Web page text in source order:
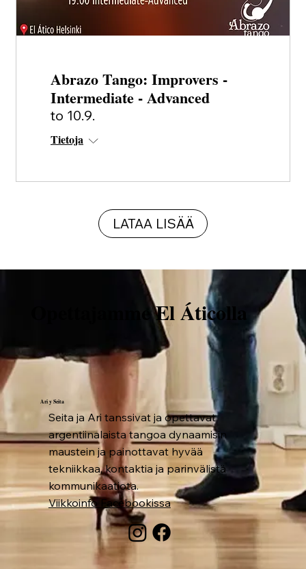
Abrazo Tango: Improvers -
Intermediate - Advanced
to 10.9.
Tietoja
LATAA LISÄÄ
Opettajamme El Áticolla
Ari y Seita
Seita ja Ari tanssivat ja opettavat
argentiinalaista tangoa dynaamisin
maustein ja painottavat hyvää
tekniikkaa, kontaktia ja parinvälistä
kommunikaatiota.
Viikkoinfo Facebookissa